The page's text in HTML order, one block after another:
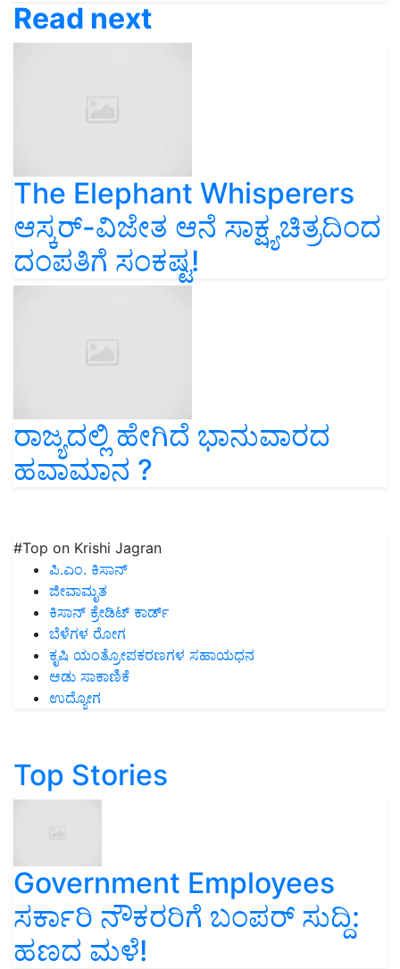
Read next
The Elephant Whisperers
ಆಸ್ಕರ್-ವಿಜೇತ ಆನೆ ಸಾಕ್ಷ್ಯಚಿತ್ರದಿಂದ
ದಂಪತಿಗೆ ಸಂಕಷ್ಟ!
ರಾಜ್ಯದಲ್ಲಿ ಹೇಗಿದೆ ಭಾನುವಾರದ
ಹವಾಮಾನ ?
#Top on Krishi Jagran
ಪಿ.ಎಂ. ಕಿಸಾನ್
ಜೀವಾಮೃತ
ಕಿಸಾನ್ ಕ್ರೇಡಿಟ್ ಕಾರ್ಡ್
ಬೆಳೆಗಳ ರೋಗ
ಕೃಷಿ ಯಂತ್ರೋಪಕರಣಗಳ ಸಹಾಯಧನ
ಆಡು ಸಾಕಾಣಿಕೆ
ಉದ್ಯೋಗ
Top Stories
Government Employees
ಸರ್ಕಾರಿ ನೌಕರರಿಗೆ ಬಂಪರ್‌ ಸುದ್ದಿ:
ಹಣದ ಮಳೆ!